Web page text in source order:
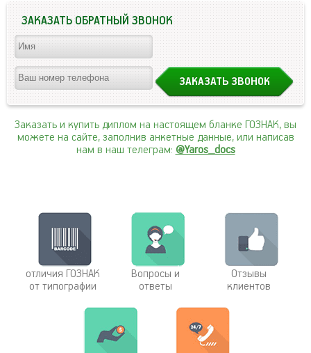
ЗАКАЗАТЬ ОБРАТНЫЙ ЗВОНОК
Заказать и купить диплом на настоящем бланке ГОЗНАК, вы
можете на сайте, заполнив анкетные данные, или написав
нам в наш телеграм: @Yaros_docs
отличия ГОЗНАК
от типографии
Вопросы и
ответы
Отзывы
клиентов